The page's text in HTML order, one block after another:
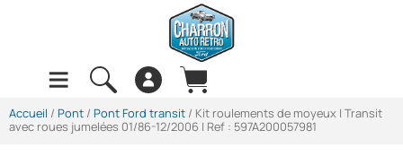
Accueil / Pont / Pont Ford transit / Kit roulements de moyeux | Transit
avec roues jumelées 01/86-12/2006 | Ref : 597A200057981